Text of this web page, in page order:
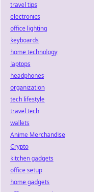
travel tips
electronics
office lighting
keyboards
home technology
laptops
headphones
organization
tech lifestyle
travel tech
wallets
Anime Merchandise
Crypto
kitchen gadgets
office setup
home gadgets